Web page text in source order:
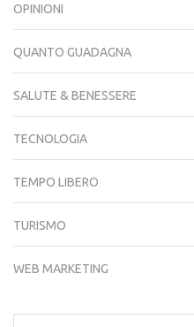
OPINIONI
QUANTO GUADAGNA
SALUTE & BENESSERE
TECNOLOGIA
TEMPO LIBERO
TURISMO
WEB MARKETING